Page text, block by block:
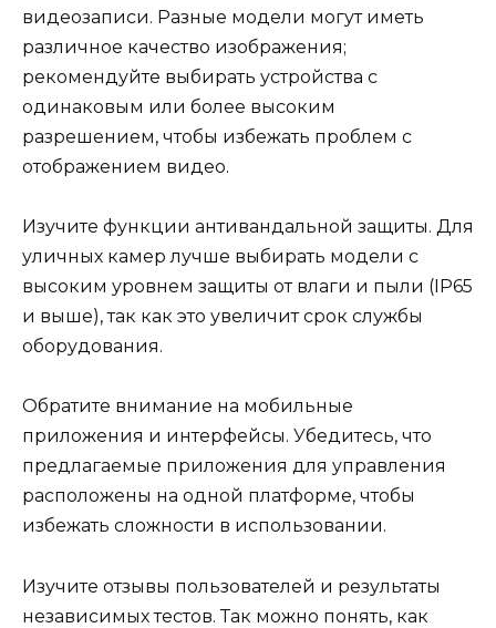
видеозаписи. Разные модели могут иметь
различное качество изображения;
рекомендуйте выбирать устройства с
одинаковым или более высоким
разрешением, чтобы избежать проблем с
отображением видео.
Изучите функции антивандальной защиты. Для
уличных камер лучше выбирать модели с
высоким уровнем защиты от влаги и пыли (IP65
и выше), так как это увеличит срок службы
оборудования.
Обратите внимание на мобильные
приложения и интерфейсы. Убедитесь, что
предлагаемые приложения для управления
расположены на одной платформе, чтобы
избежать сложности в использовании.
Изучите отзывы пользователей и результаты
независимых тестов. Так можно понять, как